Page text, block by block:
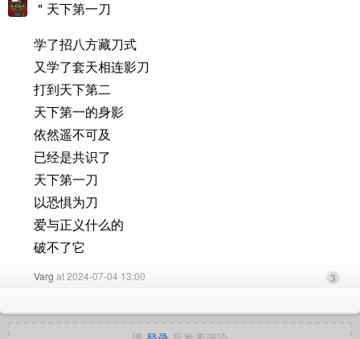
＂天下第一刀
学了招八方藏刀式
又学了套天相连影刀
打到天下第二
天下第一的身影
依然遥不可及
已经是共识了
天下第一刀
以恐惧为刀
爱与正义什么的
破不了它
Varg at 2024-07-04 13:00 3